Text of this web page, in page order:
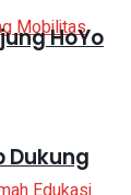
Dukung
HoYo